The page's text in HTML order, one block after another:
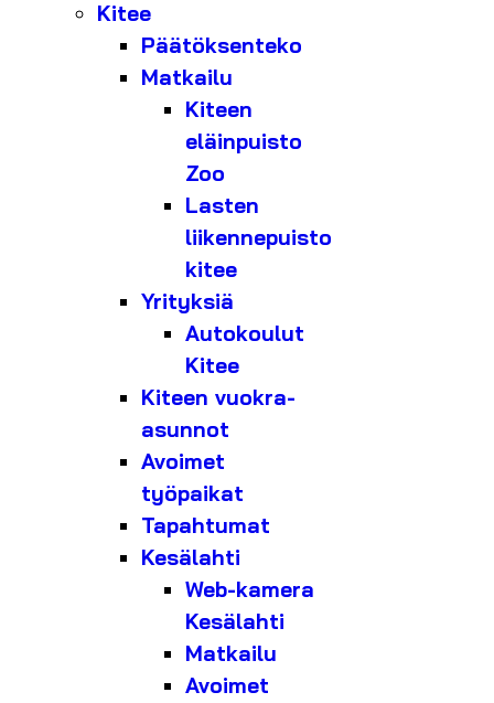
Kitee
Päätöksenteko
Matkailu
Kiteen
eläinpuisto
Zoo
Lasten
liikennepuisto
kitee
Yrityksiä
Autokoulut
Kitee
Kiteen vuokra-
asunnot
Avoimet
työpaikat
Tapahtumat
Kesälahti
Web-kamera
Kesälahti
Matkailu
Avoimet